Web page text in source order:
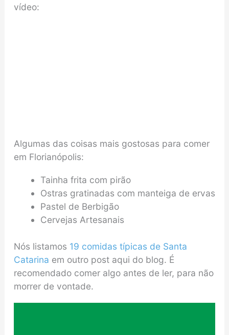
vídeo:
Algumas das coisas mais gostosas para comer
em Florianópolis:
Tainha frita com pirão
Ostras gratinadas com manteiga de ervas
Pastel de Berbigão
Cervejas Artesanais
Nós listamos 19 comidas típicas de Santa
Catarina em outro post aqui do blog. É
recomendado comer algo antes de ler, para não
morrer de vontade.